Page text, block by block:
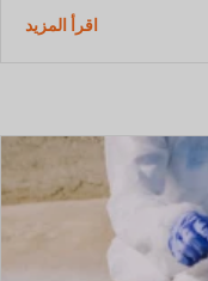
اقرأ المزيدحول